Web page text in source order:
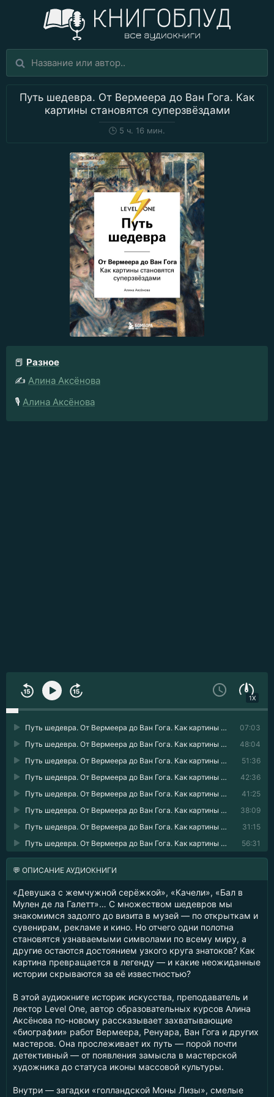
Путь шедевра. От Вермеера до Ван Гога. Как
картины становятся суперзвёздами
🕒 5 ч. 16 мин.
📕 Разное
✍️ Алина Аксёнова
🎙️ Алина Аксёнова
1X
07:03
Путь шедевра. От Вермеера до Ван Гога. Как картины становятся суперзвёздами 01
48:04
Путь шедевра. От Вермеера до Ван Гога. Как картины становятся суперзвёздами 02
51:36
Путь шедевра. От Вермеера до Ван Гога. Как картины становятся суперзвёздами 03
42:36
Путь шедевра. От Вермеера до Ван Гога. Как картины становятся суперзвёздами 04
41:25
Путь шедевра. От Вермеера до Ван Гога. Как картины становятся суперзвёздами 05
38:09
Путь шедевра. От Вермеера до Ван Гога. Как картины становятся суперзвёздами 06
31:15
Путь шедевра. От Вермеера до Ван Гога. Как картины становятся суперзвёздами 07
56:31
Путь шедевра. От Вермеера до Ван Гога. Как картины становятся суперзвёздами 08
💬 ОПИСАНИЕ АУДИОКНИГИ
«Девушка с жемчужной серёжкой», «Качели», «Бал в
Мулен де ла Галетт»… С множеством шедевров мы
знакомимся задолго до визита в музей — по открыткам и
сувенирам, рекламе и кино. Но отчего одни полотна
становятся узнаваемыми символами по всему миру, а
другие остаются достоянием узкого круга знатоков? Как
картина превращается в легенду — и какие неожиданные
истории скрываются за её известностью?
В этой аудиокниге историк искусства, преподаватель и
лектор Level One, автор образовательных курсов Алина
Аксёнова по-новому рассказывает захватывающие
«биографии» работ Вермеера, Ренуара, Ван Гога и других
мастеров. Она прослеживает их путь — порой почти
детективный — от появления замысла в мастерской
художника до статуса иконы массовой культуры.
Внутри — загадки «голландской Моны Лизы», смелые